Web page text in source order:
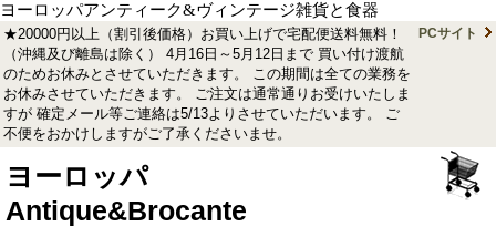
ヨーロッパアンティーク&ヴィンテージ雑貨と食器
★20000円以上（割引後価格）お買い上げで宅配便送料無料！
（沖縄及び離島は除く） 4月16日～5月12日まで 買い付け渡航
のためお休みとさせていただきます。 この期間は全ての業務を
お休みさせていただきます。 ご注文は通常通りお受けいたしま
すが 確定メール等ご連絡は5/13よりさせていただいます。 ご
不便をおかけしますがご了承くださいませ。
PCサイト
ヨーロッパ
Antique&Brocante